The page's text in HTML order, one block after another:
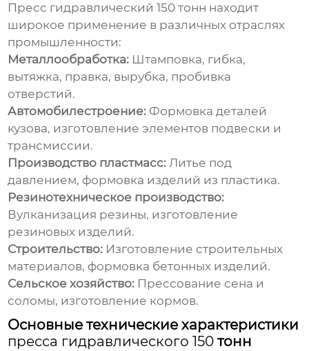
Пресс гидравлический 150 тонн находит
широкое применение в различных отраслях
промышленности:
Металлообработка: Штамповка, гибка,
вытяжка, правка, вырубка, пробивка
отверстий.
Автомобилестроение: Формовка деталей
кузова, изготовление элементов подвески и
трансмиссии.
Производство пластмасс: Литье под
давлением, формовка изделий из пластика.
Резинотехническое производство:
Вулканизация резины, изготовление
резиновых изделий.
Строительство: Изготовление строительных
материалов, формовка бетонных изделий.
Сельское хозяйство: Прессование сена и
соломы, изготовление кормов.
Основные технические характеристики
пресса гидравлического 150 тонн